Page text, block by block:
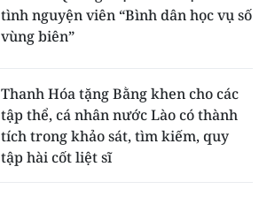
tình nguyện viên “Bình dân học vụ số
vùng biên”
Thanh Hóa tặng Bằng khen cho các
tập thể, cá nhân nước Lào có thành
tích trong khảo sát, tìm kiếm, quy
tập hài cốt liệt sĩ